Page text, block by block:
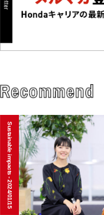
Sustainable impacts - 2024/01/15